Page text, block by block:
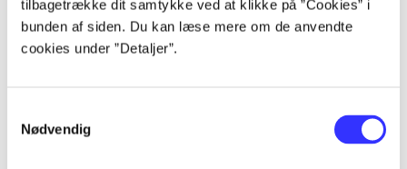
tilbagetrække dit samtykke ved at klikke på ”Cookies” i
bunden af siden. Du kan læse mere om de anvendte
cookies under ”Detaljer”.
Nødvendig